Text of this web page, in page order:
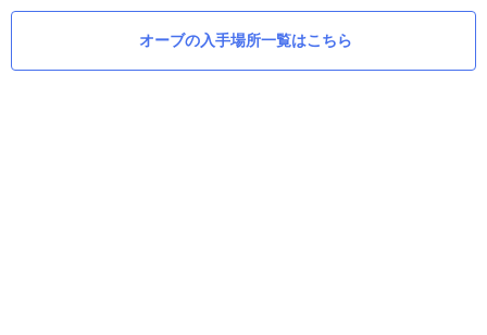
オーブの入手場所一覧はこちら